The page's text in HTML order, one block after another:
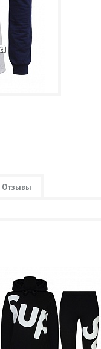
Отзывы